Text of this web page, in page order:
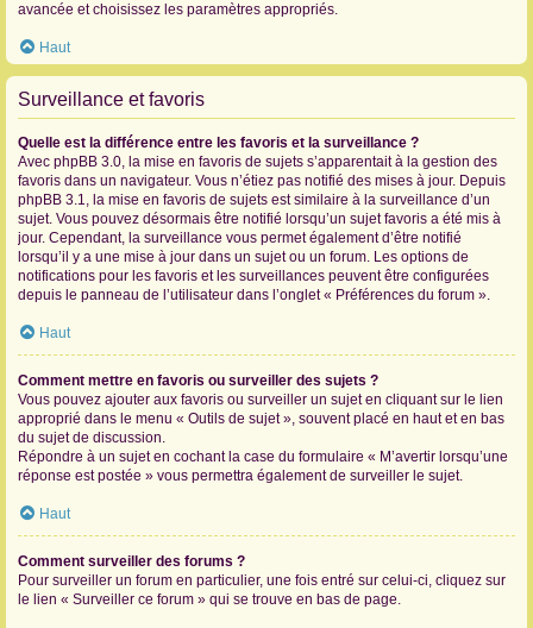
avancée et choisissez les paramètres appropriés.
Haut
Surveillance et favoris
Quelle est la différence entre les favoris et la surveillance ?
Avec phpBB 3.0, la mise en favoris de sujets s’apparentait à la gestion des
favoris dans un navigateur. Vous n’étiez pas notifié des mises à jour. Depuis
phpBB 3.1, la mise en favoris de sujets est similaire à la surveillance d’un
sujet. Vous pouvez désormais être notifié lorsqu’un sujet favoris a été mis à
jour. Cependant, la surveillance vous permet également d’être notifié
lorsqu’il y a une mise à jour dans un sujet ou un forum. Les options de
notifications pour les favoris et les surveillances peuvent être configurées
depuis le panneau de l’utilisateur dans l’onglet « Préférences du forum ».
Haut
Comment mettre en favoris ou surveiller des sujets ?
Vous pouvez ajouter aux favoris ou surveiller un sujet en cliquant sur le lien
approprié dans le menu « Outils de sujet », souvent placé en haut et en bas
du sujet de discussion.
Répondre à un sujet en cochant la case du formulaire « M’avertir lorsqu’une
réponse est postée » vous permettra également de surveiller le sujet.
Haut
Comment surveiller des forums ?
Pour surveiller un forum en particulier, une fois entré sur celui-ci, cliquez sur
le lien « Surveiller ce forum » qui se trouve en bas de page.